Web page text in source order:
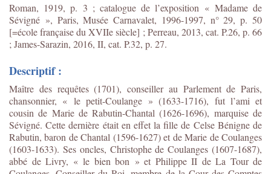
Roman, 1919, p. 3 ; catalogue de l’exposition « Madame de
Sévigné », Paris, Musée Carnavalet, 1996-1997, n° 29, p. 50
[=école française du XVIIe siècle] ; Perreau, 2013, cat. P.26, p. 66
; James-Sarazin, 2016, II, cat. P.32, p. 27.
Descriptif :
Maître des requêtes (1701), conseiller au Parlement de Paris,
chansonnier, « le petit-Coulange » (1633-1716), fut l’ami et
cousin de Marie de Rabutin-Chantal (1626-1696), marquise de
Sévigné. Cette dernière était en effet la fille de Celse Bénigne de
Rabutin, baron de Chantal (1596-1627) et de Marie de Coulanges
(1603-1633). Ses oncles, Christophe de Coulanges (1607-1687),
abbé de Livry, « le bien bon » et Philippe II de La Tour de